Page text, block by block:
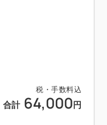
税・手数料込
合計 64,000 円